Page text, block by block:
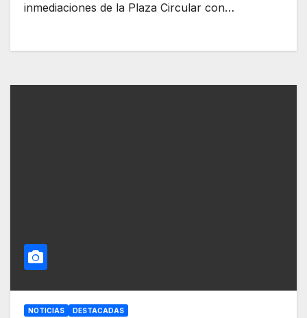
inmediaciones de la Plaza Circular con…
NOTICIAS DESTACADAS